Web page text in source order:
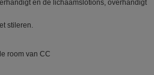
en de lichaamslotions, overhandigt
stileren.
room van CC